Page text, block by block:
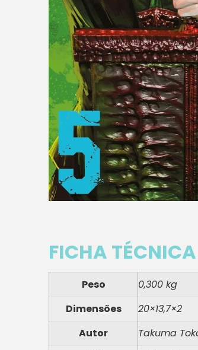
FICHA TÉCNICA
Peso
0,300 kg
Dimensões
20×13,7×2
Autor
Takuma